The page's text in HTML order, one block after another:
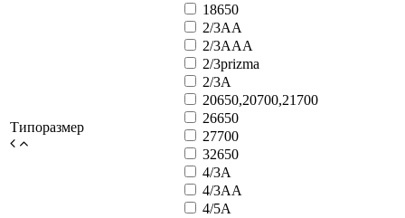
Типоразмер
18650
2/3AA
2/3AAA
2/3prizma
2/3А
20650,20700,21700
26650
27700
32650
4/3A
4/3AA
4/5A